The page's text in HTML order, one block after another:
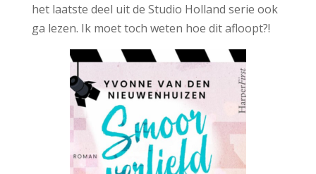
het laatste deel uit de Studio Holland serie ook
ga lezen. Ik moet toch weten hoe dit afloopt?!